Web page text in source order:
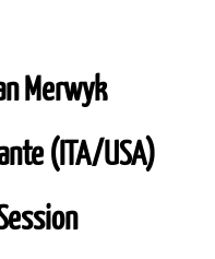
Merwyk
(ITA/USA)